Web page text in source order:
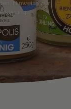
Hinweise zur